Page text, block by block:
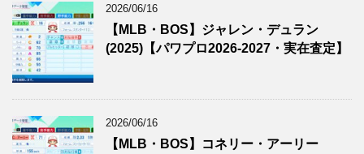
2026/06/16
【MLB・BOS】ジャレン・デュラン
(2025)【パワプロ2026-2027・実在査定】
2026/06/16
【MLB・BOS】コネリー・アーリー